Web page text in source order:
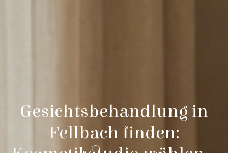
Gesichtsbehandlung in
Fellbach finden: